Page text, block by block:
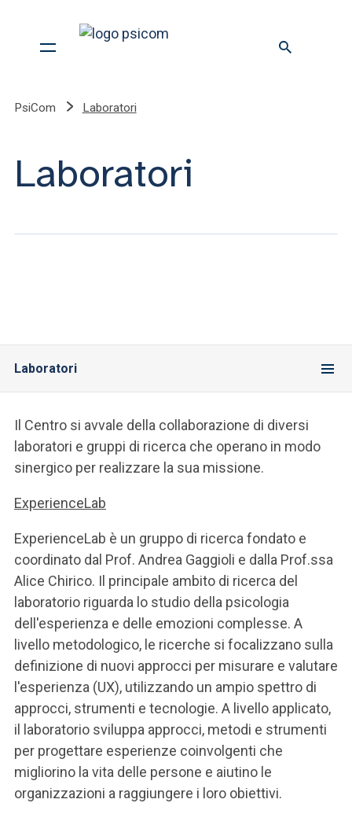
PsiCom Laboratori
Laboratori
Laboratori
Il Centro si avvale della collaborazione di diversi
laboratori e gruppi di ricerca che operano in modo
sinergico per realizzare la sua missione.
ExperienceLab
ExperienceLab è un gruppo di ricerca fondato e
coordinato dal Prof. Andrea Gaggioli e dalla Prof.ssa
Alice Chirico. Il principale ambito di ricerca del
laboratorio riguarda lo studio della psicologia
dell'esperienza e delle emozioni complesse. A
livello metodologico, le ricerche si focalizzano sulla
definizione di nuovi approcci per misurare e valutare
l'esperienza (UX), utilizzando un ampio spettro di
approcci, strumenti e tecnologie. A livello applicato,
il laboratorio sviluppa approcci, metodi e strumenti
per progettare esperienze coinvolgenti che
migliorino la vita delle persone e aiutino le
organizzazioni a raggiungere i loro obiettivi.